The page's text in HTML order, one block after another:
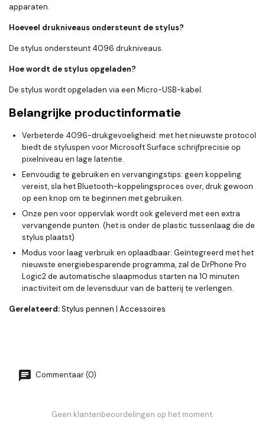
apparaten.
Hoeveel drukniveaus ondersteunt de stylus?
De stylus ondersteunt 4096 drukniveaus.
Hoe wordt de stylus opgeladen?
De stylus wordt opgeladen via een Micro-USB-kabel.
Belangrijke productinformatie
Verbeterde 4096-drukgevoeligheid: met het nieuwste protocol
biedt de styluspen voor Microsoft Surface schrijfprecisie op
pixelniveau en lage latentie.
Eenvoudig te gebruiken en vervangingstips: geen koppeling
vereist, sla het Bluetooth-koppelingsproces over, druk gewoon
op een knop om te beginnen met gebruiken.
Onze pen voor oppervlak wordt ook geleverd met een extra
vervangende punten. (het is onder de plastic tussenlaag die de
stylus plaatst)
Modus voor laag verbruik en oplaadbaar: Geïntegreerd met het
nieuwste energiebesparende programma, zal de DrPhone Pro
Logic2 de automatische slaapmodus starten na 10 minuten
inactiviteit om de levensduur van de batterij te verlengen.
Gerelateerd:Stylus pennen | Accessoires
Commentaar (0)
Geen klantenbeoordelingen op het moment.